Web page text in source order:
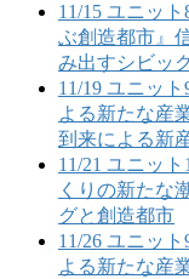
11/15 ユニッ
ぶ創造都市』
み出すシビッ
11/19 ユニッ
よる新たな産
到来による新
11/21 ユニッ
くりの新たな
グと創造都市
11/26 ユニッ
よる新たな産